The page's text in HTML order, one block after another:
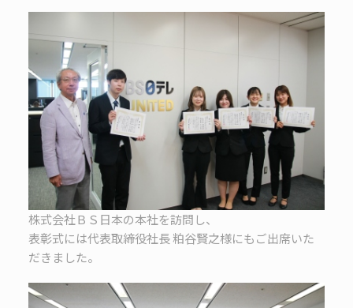
株式会社ＢＳ日本の本社を訪問し、
表彰式には代表取締役社長 粕谷賢之様にもご出席いた
だきました。